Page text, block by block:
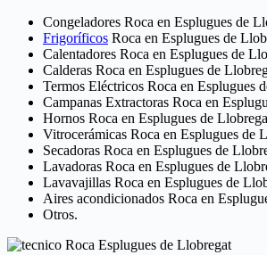
Congeladores Roca en Esplugues de
Frigoríficos Roca en Esplugues de
Calentadores Roca en Esplugues de
Calderas Roca en Esplugues de
Termos Eléctricos Roca en Esplugues
Campanas Extractoras Roca en
Hornos Roca en Esplugues de
Vitrocerámicas Roca en Esplugues de
Secadoras Roca en Esplugues de
Lavadoras Roca en Esplugues de
Lavavajillas Roca en Esplugues de
Aires acondicionados Roca en
Otros.